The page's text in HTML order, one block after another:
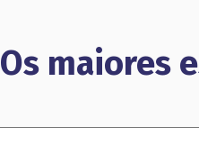
Os maiores